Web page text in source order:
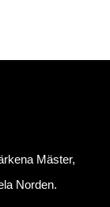
Mäster,
Norden.